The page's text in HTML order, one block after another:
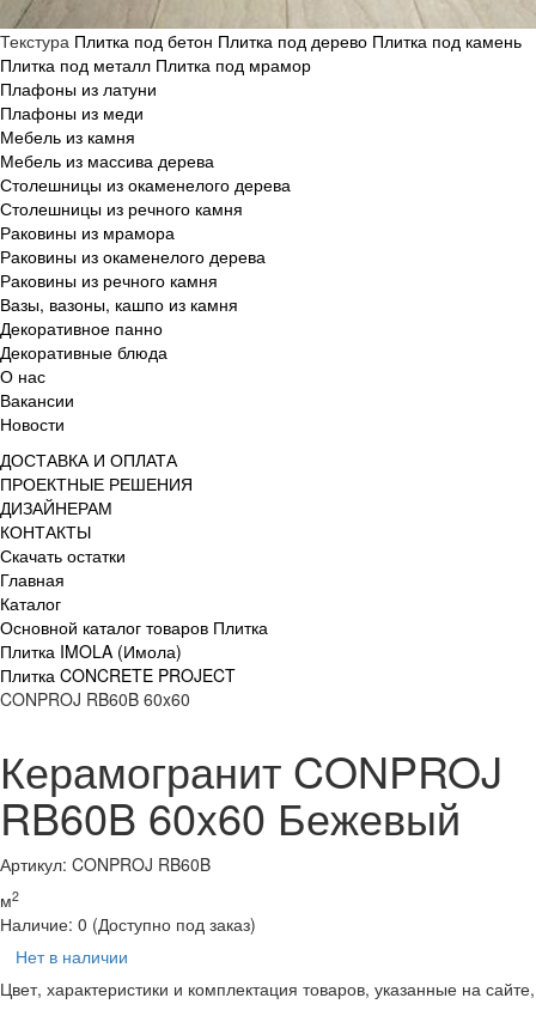
Текстура Плитка под бетон Плитка под дерево Плитка под камень
Плитка под металл Плитка под мрамор
Плафоны из латуни
Плафоны из меди
Мебель из камня
Мебель из массива дерева
Столешницы из окаменелого дерева
Столешницы из речного камня
Раковины из мрамора
Раковины из окаменелого дерева
Раковины из речного камня
Вазы, вазоны, кашпо из камня
Декоративное панно
Декоративные блюда
О нас
Вакансии
Новости
ДОСТАВКА И ОПЛАТА
ПРОЕКТНЫЕ РЕШЕНИЯ
ДИЗАЙНЕРАМ
КОНТАКТЫ
Скачать остатки
Главная
Каталог
Основной каталог товаров Плитка
Плитка IMOLA (Имола)
Плитка CONCRETE PROJECT
CONPROJ RB60B 60x60
Керамогранит CONPROJ
RB60B 60x60 Бежевый
Артикул: CONPROJ RB60B
м2
Наличие: 0 (Доступно под заказ)
Нет в наличии
Цвет, характеристики и комплектация товаров, указанные на сайте,